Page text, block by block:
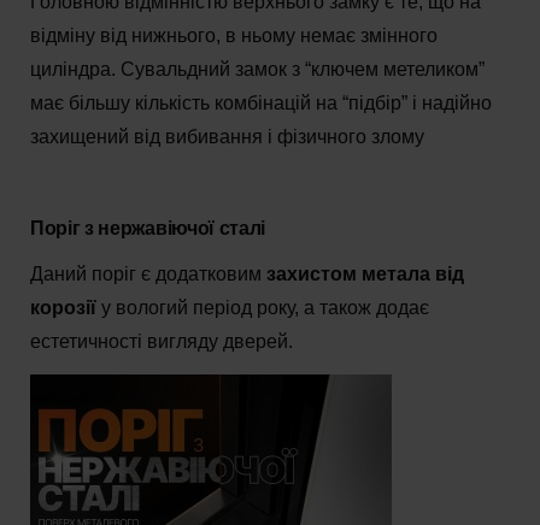
відміну від нижнього, в ньому немає змінного
циліндра. Сувальдний замок з “ключем метеликом”
має більшу кількість комбінацій на “підбір” і надійно
захищений від вибивання і фізичного злому
Поріг з нержавіючої сталі
Даний поріг є додатковим захистом метала від
корозії у вологий період року, а також додає
естетичності вигляду дверей.